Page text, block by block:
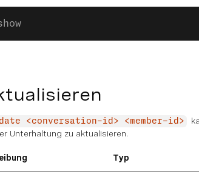
<conversation-id> <member-id>
Unterhaltung zu aktualisieren.
Typ